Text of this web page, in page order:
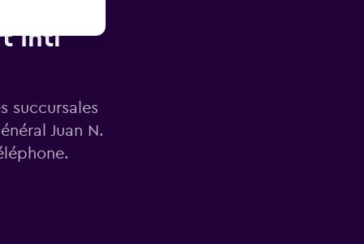
Intl
succursales
Juan N.